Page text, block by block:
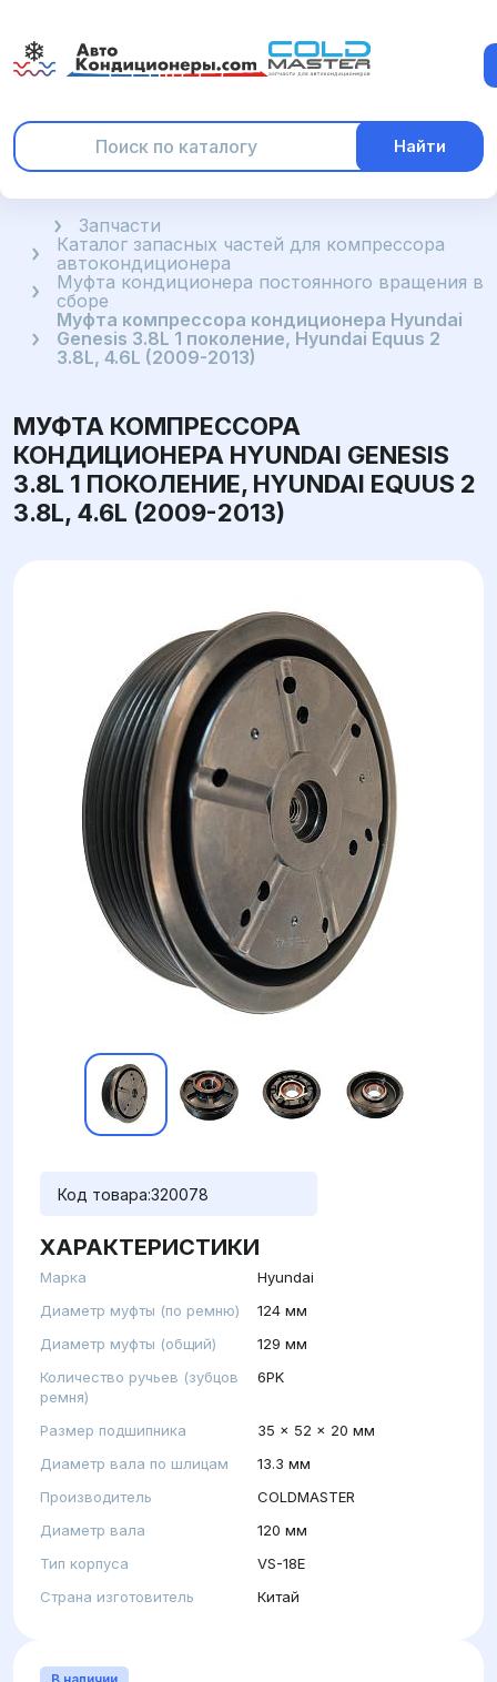
Найти
ГлавнаяЗапчасти
Каталог запасных частей для компрессора
автокондиционера
Муфта кондиционера постоянного вращения в
сборе
Муфта компрессора кондиционера Hyundai
Genesis 3.8L 1 поколениe, Hyundai Equus 2
3.8L, 4.6L (2009-2013)
МУФТА КОМПРЕССОРА
КОНДИЦИОНЕРА HYUNDAI GENESIS
3.8L 1 ПОКОЛЕНИE, HYUNDAI EQUUS 2
3.8L, 4.6L (2009-2013)
Код товара:320078
ХАРАКТЕРИСТИКИ
Марка
Hyundai
Диаметр муфты (по ремню)
124 мм
Диаметр муфты (общий)
129 мм
Количество ручьев (зубцов
ремня)
6PK
Размер подшипника
35 x 52 x 20 мм
Диаметр вала по шлицам
13.3 мм
Производитель
COLDMASTER
Диаметр вала
120 мм
Тип корпуса
VS-18E
Страна изготовитель
Китай